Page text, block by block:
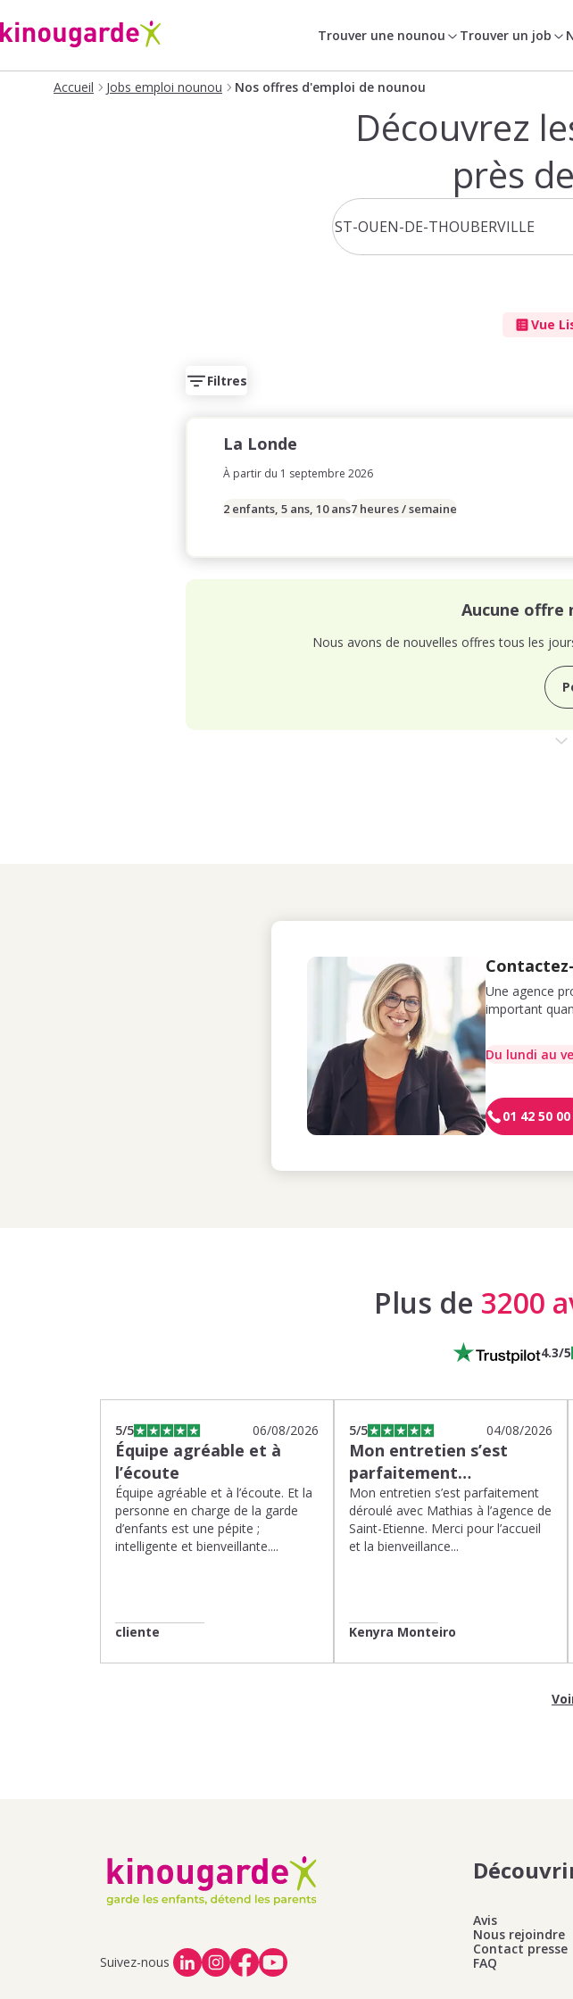
Trouver une nounou Trouver un job
Accueil Jobs emploi nounou Nos offres d'emploi de nounou
Découvrez
près
Vue
Filtres
La Londe
À partir du 1 septembre 2026
2 enfants, 5 ans, 10 ans7 heures / semaine
Aucune offre
Nous avons de nouvelles offres tous les
Une agence
important
Du lundi au
01 42 50
Plus de 3200
4.3/5
5/5 06/08/2026
Équipe agréable et à
l’écoute
Équipe agréable et à l’écoute. Et la
personne en charge de la garde
d’enfants est une pépite ;
intelligente et bienveillante....
cliente
5/5 04/08/2026
Mon entretien s’est
parfaitement…
Mon entretien s’est parfaitement
déroulé avec Mathias à l’agence de
Saint-Etienne. Merci pour l’accueil
et la bienveillance...
Kenyra Monteiro
Suivez-nous
Avis
Nous rejoindre
Contact presse
FAQ